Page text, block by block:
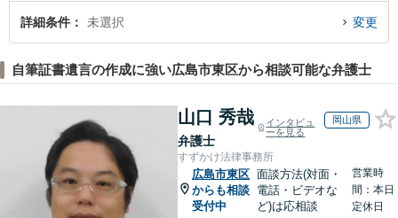
法律相談できる広島市東区内の弁護士に相談予約したい』などでお困りの相談
詳細条件 未選択 変更
自筆証書遺言の作成に強い広島市東区から相談可能な弁護士
山口 秀哉
弁護士
インタビュ
ーを見る
岡山県
すずかけ法律事務所
広島市東区
からも相談
受付中
面談方法(対面・
電話・ビデオな
ど)は応相談
営業時
間：本日
定休日